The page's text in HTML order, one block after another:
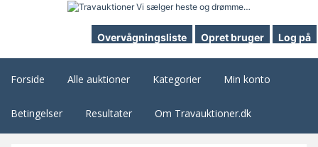
Overvågningsliste Opret bruger Log på
Forside Alle auktioner Kategorier Min konto
Betingelser Resultater Om Travauktioner.dk